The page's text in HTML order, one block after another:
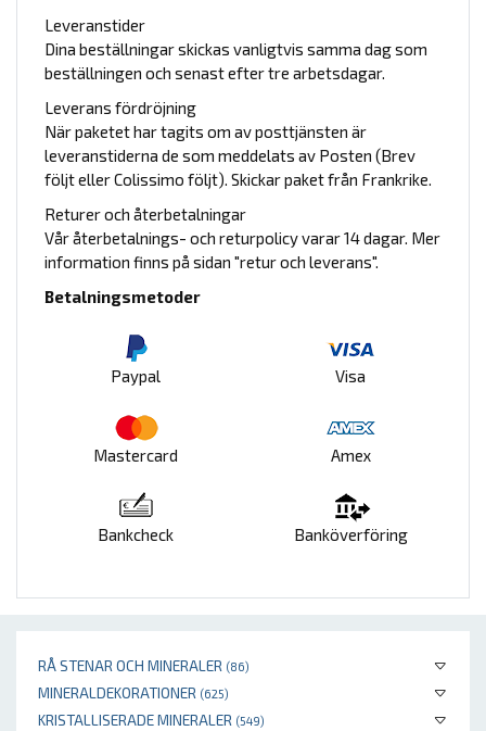
RÅ STENAR OCH MINERALER (86)
MINERALDEKORATIONER (625)
KRISTALLISERADE MINERALER (549)
Leveranstider
Dina beställningar skickas vanligtvis samma dag som
beställningen och senast efter tre arbetsdagar.
Leverans fördröjning
När paketet har tagits om av posttjänsten är
leveranstiderna de som meddelats av Posten (Brev
följt eller Colissimo följt). Skickar paket från Frankrike.
Returer och återbetalningar
Vår återbetalnings- och returpolicy varar 14 dagar. Mer
information finns på sidan "retur och leverans".
Betalningsmetoder
Paypal Visa
Mastercard Amex
Bankcheck Banköverföring